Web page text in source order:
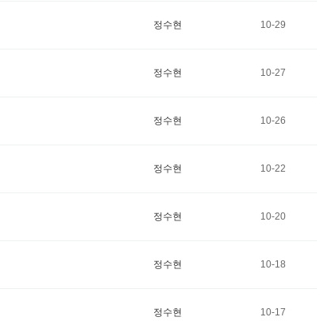
정수현 10-29
정수현 10-27
정수현 10-26
정수현 10-22
정수현 10-20
정수현 10-18
정수현 10-17